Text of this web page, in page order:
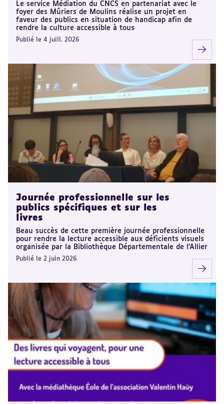
Le service Médiation du CNCS en partenariat avec le
foyer des Mûriers de Moulins réalise un projet en
faveur des publics en situation de handicap afin de
rendre la culture accessible à tous
Publié le 4 juill. 2026
Journée professionnelle sur les
publics spécifiques et sur les
livres
Beau succès de cette première journée professionnelle
pour rendre la lecture accessible aux déficients visuels
organisée par la Bibliothèque Départementale de l'Allier
Publié le 2 juin 2026